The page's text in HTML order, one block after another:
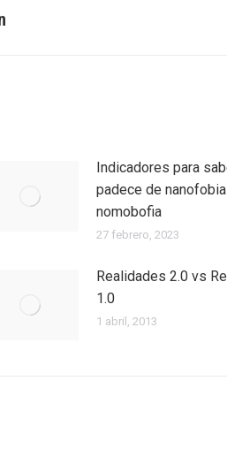
Indicadores para
padece de
nomobofia
27 febrero, 2023
Realidades 2.0 vs
1.0
1 abril, 2013